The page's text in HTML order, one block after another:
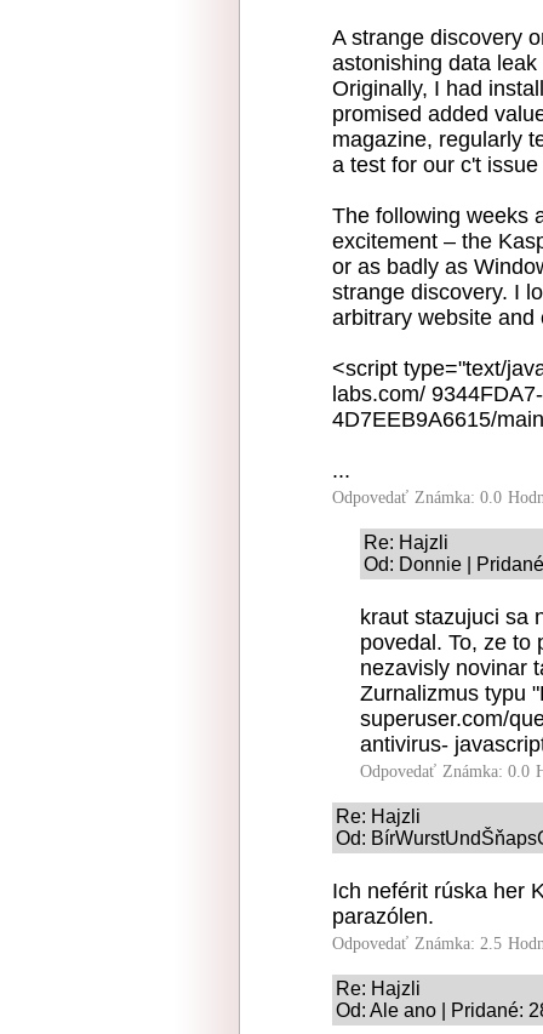
A strange discovery
astonishing data
Originally, I had
promised added
magazine, regularly
a test for our c't
The following weeks
excitement – the
or as badly as
strange discovery. I
arbitrary website
<script type="text/
labs.com/
4D7EEB9A6615/
...
Odpovedať Známka: 0.0
Re: Hajzli
Od: Donnie |
kraut stazujuci sa
povedal. To, ze to
nezavisly novinar
Zurnalizmus typu
superuser.com/
antivirus-
Odpovedať Známka: 0.0
Re: Hajzli
Od:
Ich neférit rúska her
parazólen.
Odpovedať Známka: 2.5
Re: Hajzli
Od: Ale ano | Pridané: